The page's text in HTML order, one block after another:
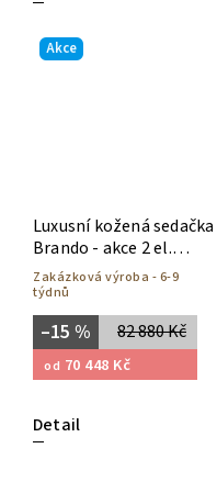
Akce
Luxusní kožená sedačka
Brando - akce 2 el.
polohování zdarma!
Zakázková výroba - 6-9
týdnů
82 880 Kč
–15 %
od 70 448 Kč
Detail